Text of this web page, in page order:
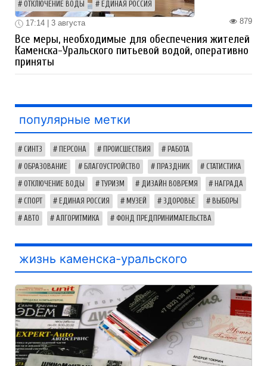
ОТКЛЮЧЕНИЕ ВОДЫ ЕДИНАЯ РОССИЯ
879
17:14 | 3 августа
Все меры, необходимые для обеспечения жителей
Каменска-Уральского питьевой водой, оперативно
приняты
популярные метки
СИНТЗ ПЕРСОНА ПРОИСШЕСТВИЯ РАБОТА
ОБРАЗОВАНИЕ БЛАГОУСТРОЙСТВО ПРАЗДНИК СТАТИСТИКА
ОТКЛЮЧЕНИЕ ВОДЫ ТУРИЗМ ДИЗАЙН ВОВРЕМЯ НАГРАДА
СПОРТ ЕДИНАЯ РОССИЯ МУЗЕЙ ЗДОРОВЬЕ ВЫБОРЫ
АВТО АЛГОРИТМИКА ФОНД ПРЕДПРИНИМАТЕЛЬСТВА
жизнь каменска-уральского